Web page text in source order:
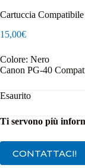
Cartuccia
15,00€
Colore: Nero
Canon PG-40
Esaurito
Ti servono più
CONTATTACI!